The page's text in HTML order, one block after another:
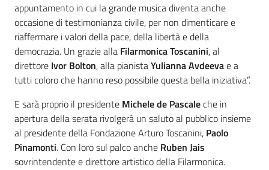
appuntamento in cui la grande musica diventa anche
occasione di testimonianza civile, per non dimenticare e
riaffermare i valori della pace, della libertà e della
democrazia. Un grazie alla Filarmonica Toscanini, al
direttore Ivor Bolton, alla pianistaYulianna Avdeevae a
tutti coloro che hanno reso possibile questa bella iniziativa”.
E sarà proprio il presidente Michele de Pascaleche in
apertura della serata rivolgerà un saluto al pubblico insieme
al presidente della Fondazione Arturo Toscanini, Paolo
Pinamonti. Con loro sul palco anche Ruben Jais
sovrintendente e direttore artistico della Filarmonica.